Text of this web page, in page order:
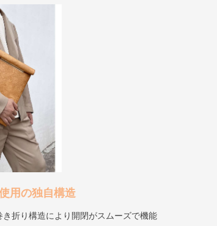
用の独自構造
折り構造により開閉がスムーズで機能